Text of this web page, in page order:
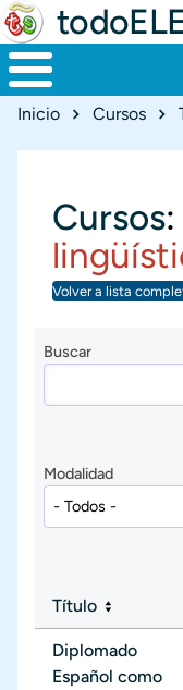
Ruta de
Inicio Cursos
Cursos:
Volver a lista
Buscar
Modalidad
Título
Diplomado
Español como